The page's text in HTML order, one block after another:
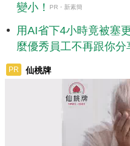
變小！
PR・新素簡
用AI省下4小時竟被塞
麼優秀員工不再跟你分
PR 仙桃牌